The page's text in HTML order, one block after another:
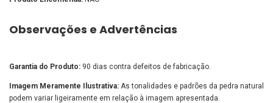
Observações e Advertências
Garantia do Produto: 90 dias contra defeitos de fabricação.
Imagem Meramente Ilustrativa: As tonalidades e padrões da pedra natural
podem variar ligeiramente em relação à imagem apresentada.